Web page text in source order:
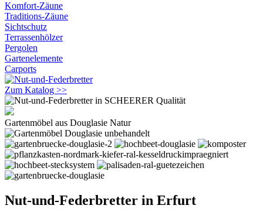
Komfort-Zäune
Traditions-Zäune
Sichtschutz
Terrassenhölzer
Pergolen
Gartenelemente
Carports
Zum Katalog >>
Gartenmöbel aus Douglasie Natur
Nut-und-Federbretter in Erfurt